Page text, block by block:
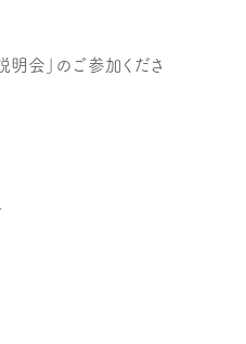
会」のご参加くださ